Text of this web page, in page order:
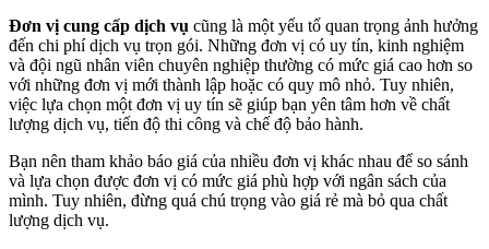
Đơn vị cung cấp dịch vụ cũng là một yếu tố quan trọng ảnh hưởng
đến chi phí dịch vụ trọn gói. Những đơn vị có uy tín, kinh nghiệm
và đội ngũ nhân viên chuyên nghiệp thường có mức giá cao hơn so
với những đơn vị mới thành lập hoặc có quy mô nhỏ. Tuy nhiên,
việc lựa chọn một đơn vị uy tín sẽ giúp bạn yên tâm hơn về chất
lượng dịch vụ, tiến độ thi công và chế độ bảo hành.
Bạn nên tham khảo báo giá của nhiều đơn vị khác nhau để so sánh
và lựa chọn được đơn vị có mức giá phù hợp với ngân sách của
mình. Tuy nhiên, đừng quá chú trọng vào giá rẻ mà bỏ qua chất
lượng dịch vụ.